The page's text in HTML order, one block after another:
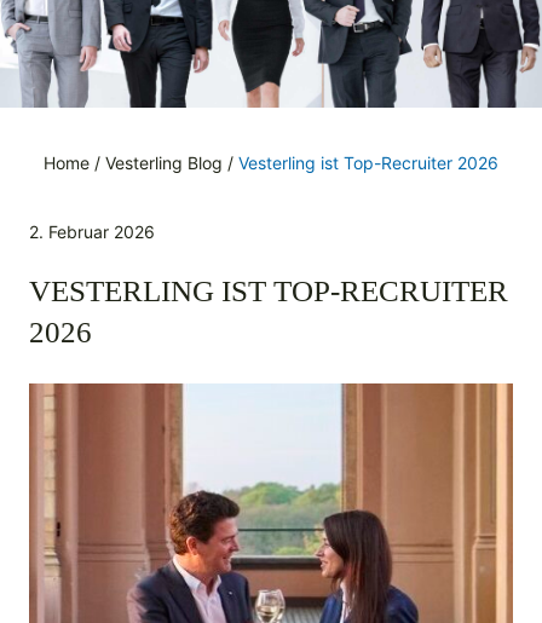
Home / Vesterling Blog / Vesterling ist Top-Recruiter 2026
2. Februar 2026
VESTERLING IST TOP-RECRUITER
2026